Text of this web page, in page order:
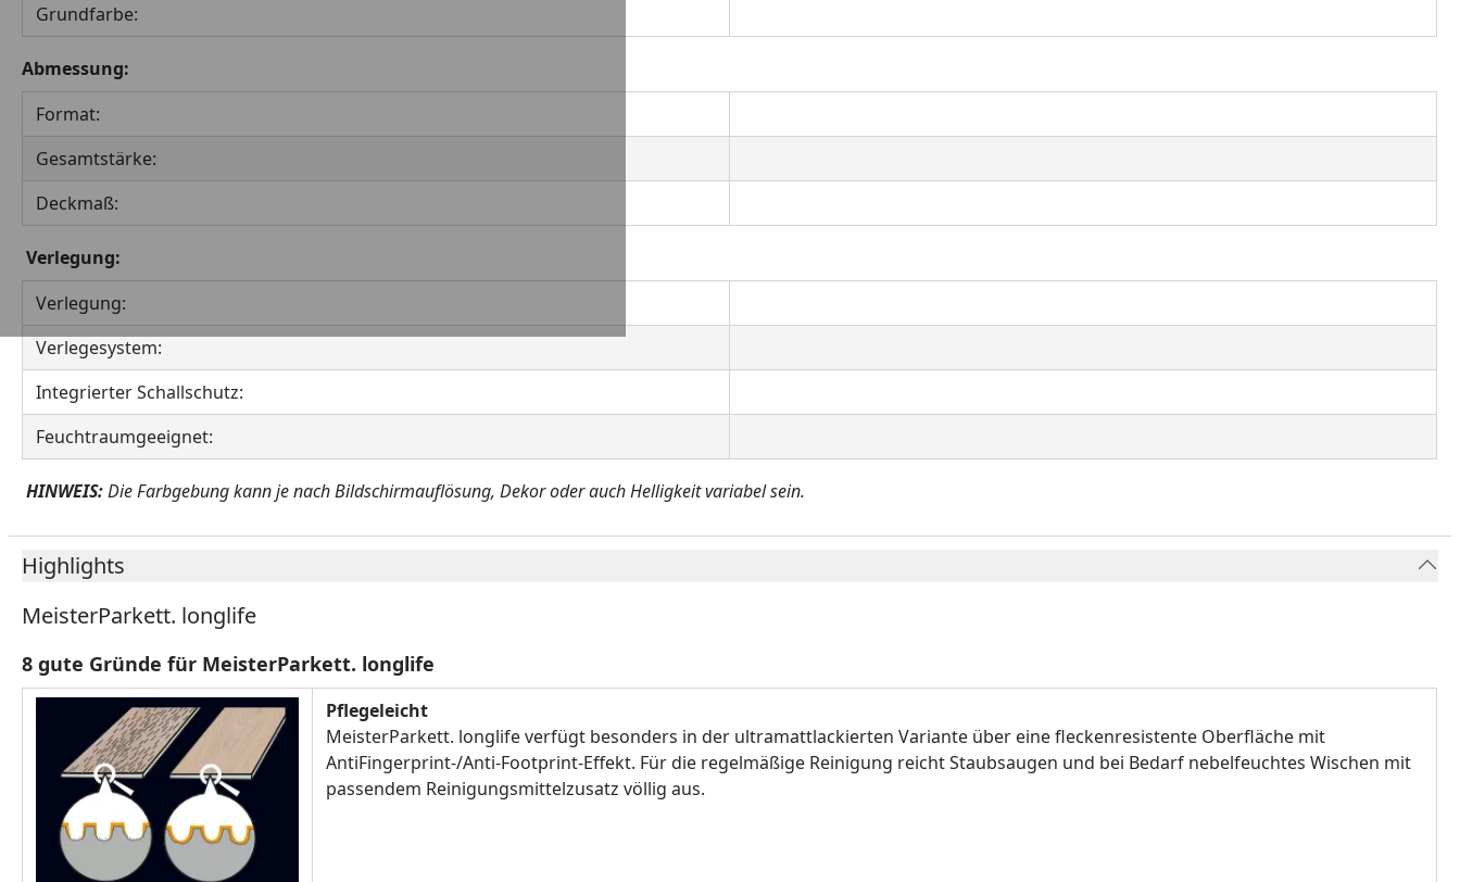
Grundfarbe:
Abmessung:
Format:
Gesamtstärke:
Deckmaß:
Verlegung:
Verlegung:
Verlegesystem:
Integrierter Schallschutz:
Feuchtraumgeeignet:
HINWEIS:Die Farbgebung kann je nach Bildschirmauflösung, Dekor oder auch Helligkeit variabel sein.
Highlights
MeisterParkett. longlife
8 gute Gründe für MeisterParkett. longlife
Pflegeleicht
MeisterParkett. longlife verfügt besonders in der ultramattlackierten Variante über eine fleckenresistente Oberfläche mit
AntiFingerprint-/Anti-Footprint-Effekt. Für die regelmäßige Reinigung reicht Staubsaugen und bei Bedarf nebelfeuchtes Wischen mit
passendem Reinigungsmittelzusatz völlig aus.